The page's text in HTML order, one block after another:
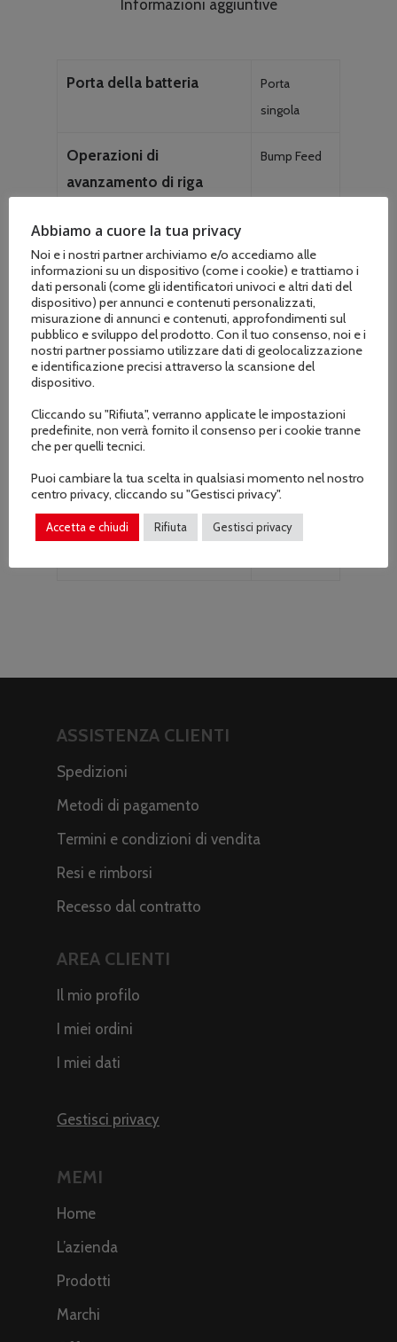
Informazioni aggiuntive
Porta della batteria
Porta
singola
Operazioni di
avanzamento di riga
Bump Feed
Tipo di carico di linea
potenza
Materiale dell’albero Alluminio
Direzione di rotazione
In senso
orario
Imbracatura N / A
Telescopico Sì
ASSISTENZA CLIENTI
Spedizioni
Metodi di pagamento
Termini e condizioni di vendita
Resi e rimborsi
Recesso dal contratto
AREA CLIENTI
Il mio profilo
I miei ordini
I miei dati
Gestisci privacy
MEMI
Home
L’azienda
Prodotti
Marchi
Abbiamo a cuore la tua privacy
Noi e i nostri partner archiviamo e/o accediamo alle
informazioni su un dispositivo (come i cookie) e trattiamo i
dati personali (come gli identificatori univoci e altri dati del
dispositivo) per annunci e contenuti personalizzati,
misurazione di annunci e contenuti, approfondimenti sul
pubblico e sviluppo del prodotto. Con il tuo consenso, noi e i
nostri partner possiamo utilizzare dati di geolocalizzazione
e identificazione precisi attraverso la scansione del
dispositivo.
Cliccando su "Rifiuta", verranno applicate le impostazioni
predefinite, non verrà fornito il consenso per i cookie tranne
che per quelli tecnici.
Puoi cambiare la tua scelta in qualsiasi momento nel nostro
centro privacy, cliccando su "Gestisci privacy".
Accetta e chiudi Rifiuta Gestisci privacy